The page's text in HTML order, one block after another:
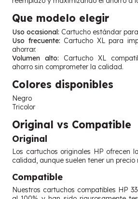
Que modelo elegir
Uso ocasional: Cartucho estándar
Uso frecuente: Cartucho XL para
ahorrar.
Volumen alto: Cartucho XL
ahorro sin comprometer la calidad.
Colores disponibles
Negro
Tricolor
Original vs Compatible
Original
Los cartuchos originales HP ofrecen
calidad, aunque suelen tener un precio
Compatible
Nuestros cartuchos compatibles HP